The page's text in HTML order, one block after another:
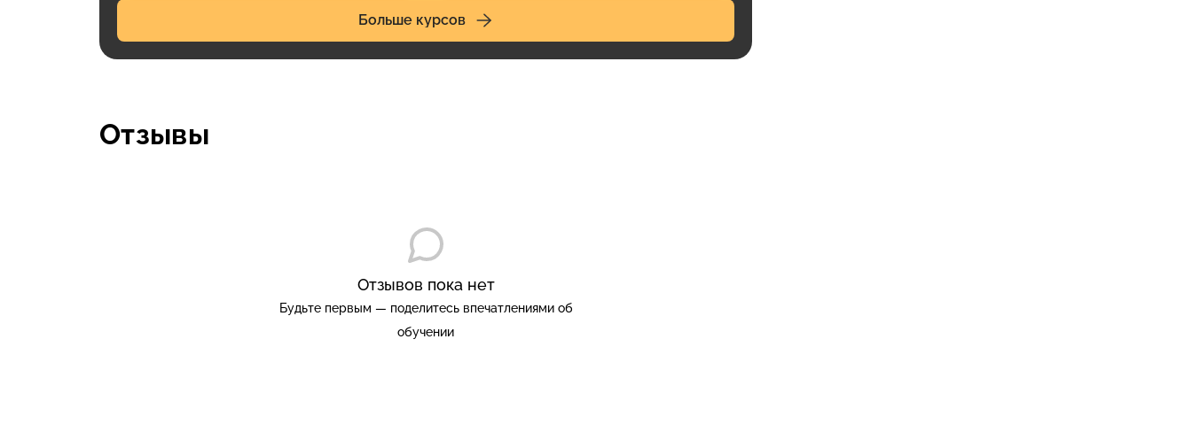
Больше курсов
Отзывы
Отзывов пока нет
Будьте первым — поделитесь впечатлениями об
обучении